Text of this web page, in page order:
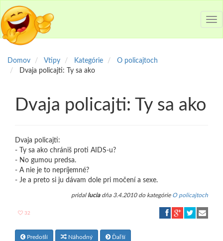
Domov Vtipy Kategórie
O policajtoch
Dvaja policajti: Ty sa ako
Dvaja policajti: Ty sa ako
Dvaja policajti:
- Ty sa ako chrániš proti AIDS-u?
- No gumou predsa.
- A nie je to nepríjemné?
- Je a preto si ju dávam dole pri močení a sexe.
pridal luciadňa 3.4.2010 do kategórie O policajtoch
32
Predošlí Náhodný Ďaľší